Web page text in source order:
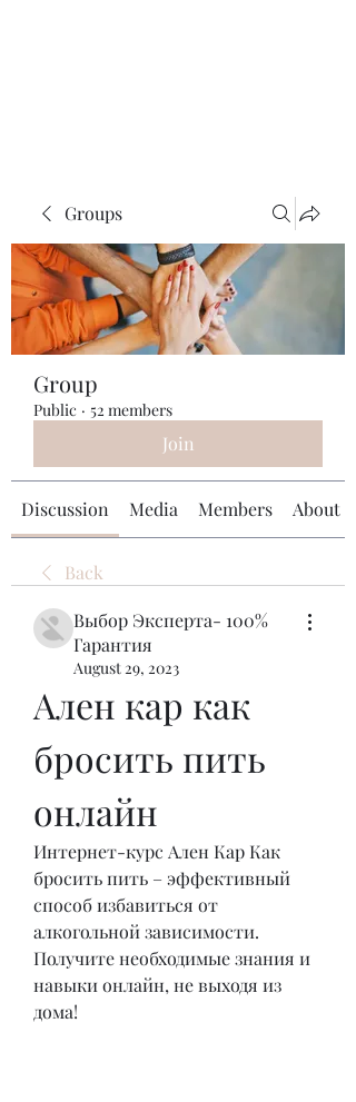
Groups
Group
Public · 52 members
Join
Discussion Media Members About
Back
Выбор Эксперта- 100%
Гарантия
August 29, 2023
Ален кар как
бросить пить
онлайн
Интернет-курс Ален Кар Как
бросить пить – эффективный
способ избавиться от
алкогольной зависимости.
Получите необходимые знания и
навыки онлайн, не выходя из
дома!